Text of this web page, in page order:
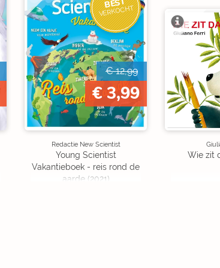
BEST
VERKOCHT
€ 12,99
€ 3,99
Redactie New Scientist
Young Scientist
Vakantieboek - reis rond de
aarde (2021)
Wie zit